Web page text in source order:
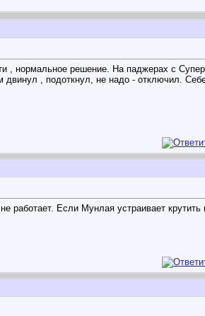
, нормальное решение. На паджерах с
, подоткнул, не надо - отключил.
работает. Если Мунлая устраивает крутить